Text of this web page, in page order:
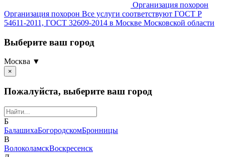
Организация похорон
Организация похорон Все услуги соответствуют ГОСТ Р
54611-2011, ГОСТ 32609-2014 в Москве Московской области
Выберите ваш город
Москва ▼
×
Пожалуйста, выберите ваш город
Б
БалашихаБогородскомБронницы
В
ВолоколамскВоскресенск